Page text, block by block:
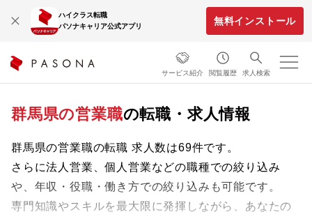
ハイクラス転職
パソナキャリア公式アプリ
無料インストール
サービス紹介 閲覧履歴 求人検索
群馬県の営業職の転職・求人情報
群馬県の営業職の転職 求人数は69件です。
さらに法人営業、個人営業などの職種での絞り込み
や、年収・役職・働き方での絞り込みも可能です。
専門知識やスキルを最大限に発揮しながら、あなたの